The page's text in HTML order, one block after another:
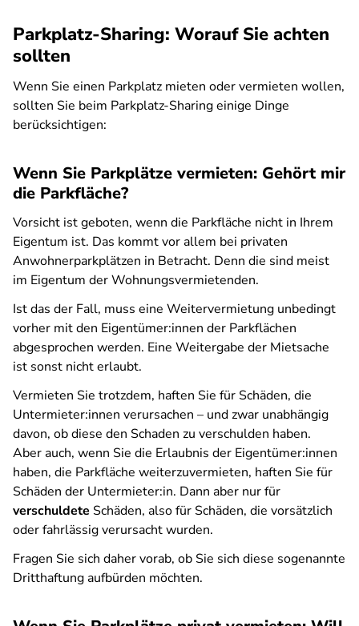
Parkplatz-Sharing: Worauf Sie achten
sollten
Wenn Sie einen Parkplatz mieten oder vermieten wollen,
sollten Sie beim Parkplatz-Sharing einige Dinge
berücksichtigen:
Wenn Sie Parkplätze vermieten: Gehört mir
die Parkfläche?
​​​​Vorsicht ist geboten, wenn die Parkfläche nicht in Ihrem
Eigentum ist. Das kommt vor allem bei privaten
Anwohnerparkplätzen in Betracht. Denn die sind meist
im Eigentum der Wohnungsvermietenden.
Ist das der Fall, muss eine Weitervermietung unbedingt
vorher mit den Eigentümer:innen der Parkflächen
abgesprochen werden. Eine Weitergabe der Mietsache
ist sonst nicht erlaubt.
Vermieten Sie trotzdem, haften Sie für Schäden, die
Untermieter:innen verursachen – und zwar unabhängig
davon, ob diese den Schaden zu verschulden haben.
Aber auch, wenn Sie die Erlaubnis der Eigentümer:innen
haben, die Parkfläche weiterzuvermieten, haften Sie für
Schäden der Untermieter:in. Dann aber nur für
verschuldete Schäden, also für Schäden, die vorsätzlich
oder fahrlässig verursacht wurden.
Fragen Sie sich daher vorab, ob Sie sich diese sogenannte
Dritthaftung aufbürden möchten.